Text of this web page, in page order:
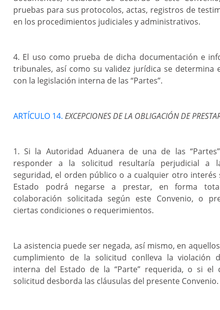
pruebas para sus protocolos, actas, registros de
en los procedimientos judiciales y administrativos.
4. El uso como prueba de dicha documentación e
tribunales, así como su validez jurídica se determina
con la legislación interna de las “Partes”.
ARTÍCULO 14. EXCEPCIONES DE LA OBLIGACIÓN DE
1. Si la Autoridad Aduanera de una de las
responder a la solicitud resultaría perjudicial a
seguridad, el orden público o a cualquier otro interés
Estado podrá negarse a prestar, en forma
colaboración solicitada según este Convenio, o
ciertas condiciones o requerimientos.
La asistencia puede ser negada, así mismo, en
cumplimiento de la solicitud conlleva la violación
interna del Estado de la “Parte” requerida, o si el
solicitud desborda las cláusulas del presente Convenio.